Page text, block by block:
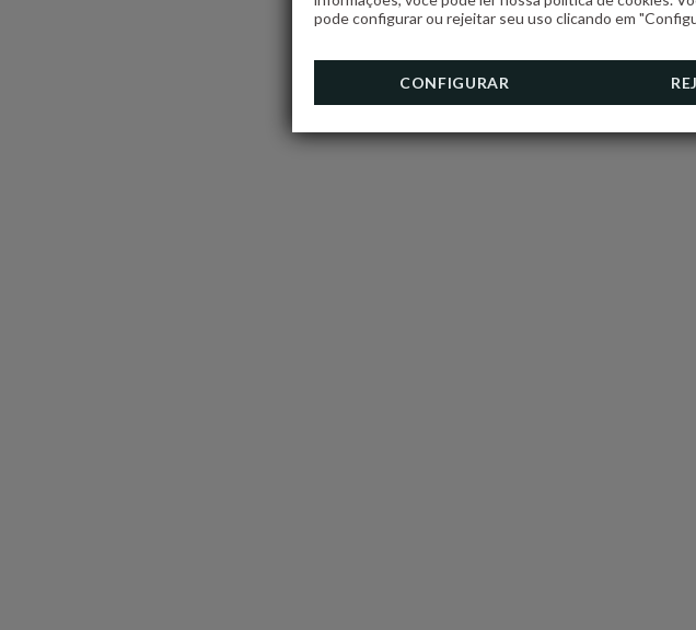
pode configurar ou rejeitar seu uso clicando em
CONFIGURAR